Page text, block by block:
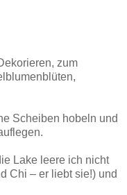
zum
Scheiben hobeln und
Lake leere ich nicht
Chi – er liebt sie!) und